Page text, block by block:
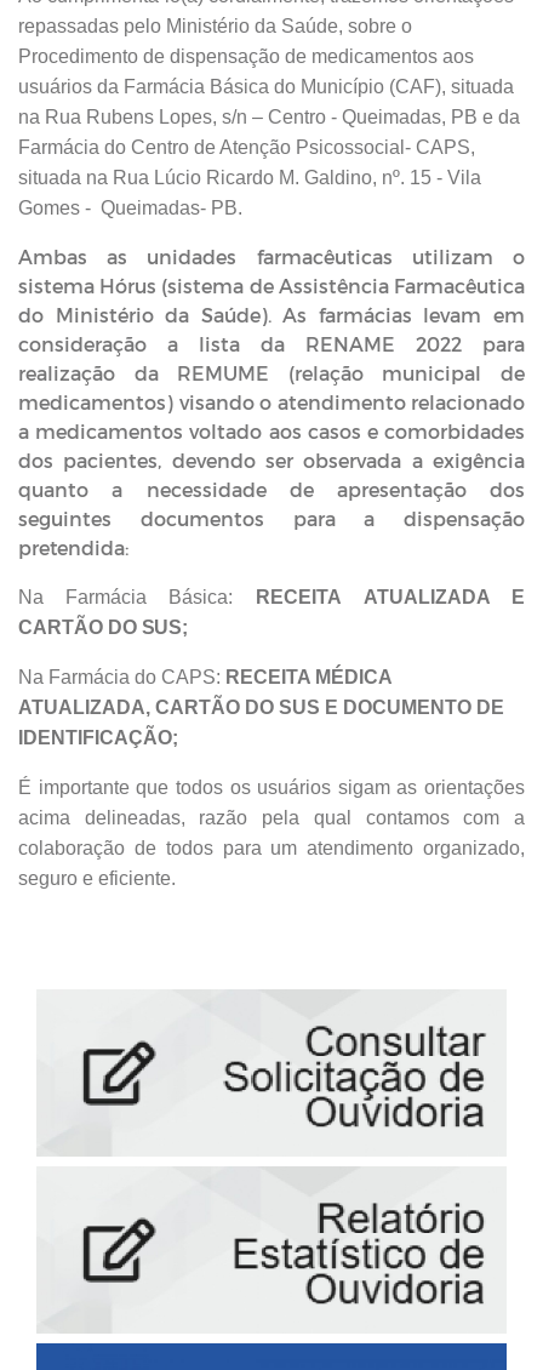
repassadas pelo Ministério da Saúde, sobre o
Procedimento de dispensação de medicamentos aos
usuários da Farmácia Básica do Município (CAF), situada
na Rua Rubens Lopes, s/n – Centro - Queimadas, PB e da
Farmácia do Centro de Atenção Psicossocial- CAPS,
situada na Rua Lúcio Ricardo M. Galdino, nº. 15 - Vila
Gomes - Queimadas- PB.
Ambas as unidades farmacêuticas utilizam o
sistema Hórus (sistema de Assistência Farmacêutica
do Ministério da Saúde). As farmácias levam em
consideração a
lista
da RENAME 2022 para
realização da
REMUME (relação
municipal de
medicamentos) visando o atendimento relacionado
a medicamentos voltado aos casos e comorbidades
dos pacientes, devendo ser observada a exigência
quanto a necessidade
de apresentação
dos
seguintes documentos
para a
dispensação
pretendida:
Na Farmácia Básica: RECEITA
ATUALIZADA E
CARTÃO DO SUS;
Na Farmácia do CAPS: RECEITA MÉDICA
ATUALIZADA, CARTÃO DO SUS E DOCUMENTO DE
IDENTIFICAÇÃO;
É importante que todos os usuários sigam as orientações
acima delineadas, razão pela qual contamos com a
colaboração de todos para um atendimento organizado,
seguro e eficiente.